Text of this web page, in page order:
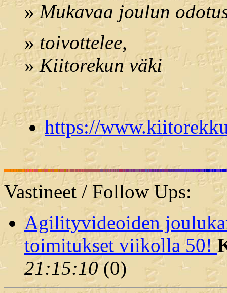
»Mukavaa joulun
»toivottelee,
»Kiitorekun väki
https://
Vastineet / Follow Ups:
Agilityvideoiden
toimitukset viikolla 50!
21:15:10(0)